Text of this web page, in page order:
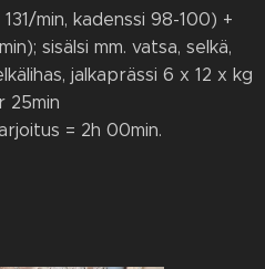
min, kadenssi 98-100) +
sisälsi mm. vatsa, selkä,
jalkaprässi 6 x 12 x kg
25min
= 2h 00min.